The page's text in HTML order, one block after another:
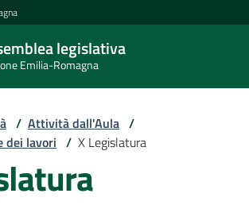
legislativa
Emilia-Romagna
/ Attività dall'Aula /
dei lavori / X Legislatura